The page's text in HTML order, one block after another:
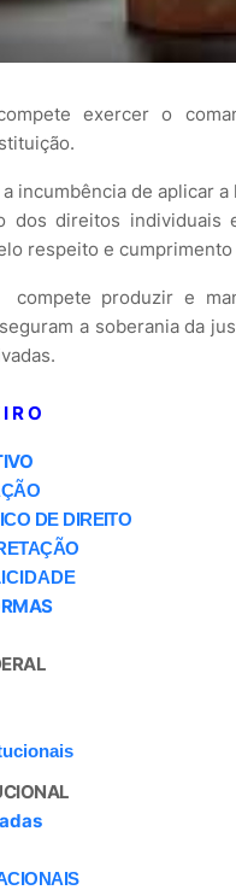
exercer o
incumbência de aplicar
dos direitos individuais
respeito e
produzir e
a soberania da
R O
DE DIREITO